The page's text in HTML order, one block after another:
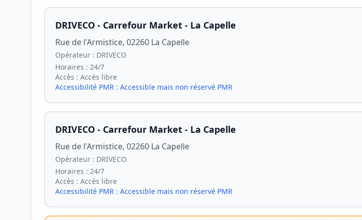
DRIVECO - Carrefour Market - La Capelle
Rue de l'Armistice, 02260 La Capelle
Opérateur : DRIVECO
Horaires : 24/7
Accès : Accès libre
Accessibilité PMR : Accessible mais non réservé PMR
DRIVECO - Carrefour Market - La Capelle
Rue de l'Armistice, 02260 La Capelle
Opérateur : DRIVECO
Horaires : 24/7
Accès : Accès libre
Accessibilité PMR : Accessible mais non réservé PMR